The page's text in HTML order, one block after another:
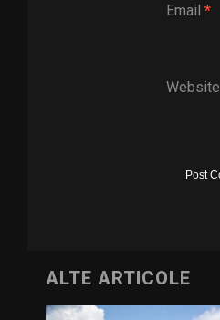
Email *
Website
ALTE ARTICOLE